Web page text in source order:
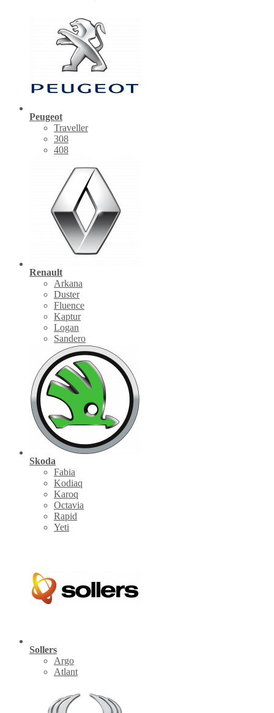
Peugeot
Traveller
308
408
Renault
Arkana
Duster
Fluence
Kaptur
Logan
Sandero
Skoda
Fabia
Kodiaq
Karoq
Octavia
Rapid
Yeti
Sollers
Argo
Atlant